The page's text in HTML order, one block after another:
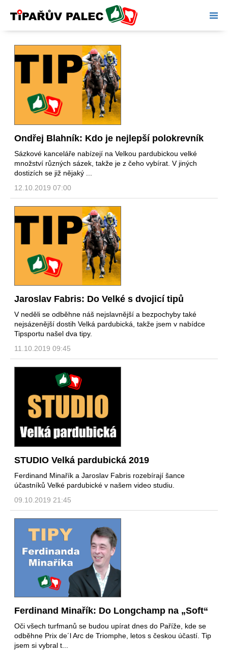
Tipařův palec
Ondřej Blahník: Kdo je nejlepší polokrevník
Sázkové kanceláře nabízejí na Velkou pardubickou velké
množství různých sázek, takže je z čeho vybírat. V jiných
dostizích se již nějaký ...
12.10.2019 07:00
Jaroslav Fabris: Do Velké s dvojicí tipů
V neděli se odběhne náš nejslavnější a bezpochyby také
nejsázenější dostih Velká pardubická, takže jsem v nabídce
Tipsportu našel dva tipy.
11.10.2019 09:45
STUDIO Velká pardubická 2019
Ferdinand Minařík a Jaroslav Fabris rozebírají šance
účastníků Velké pardubické v našem video studiu.
09.10.2019 21:45
Ferdinand Minařík: Do Longchamp na „Soft“
Oči všech turfmanů se budou upírat dnes do Paříže, kde se
odběhne Prix de´l Arc de Triomphe, letos s českou účastí. Tip
jsem si vybral t...